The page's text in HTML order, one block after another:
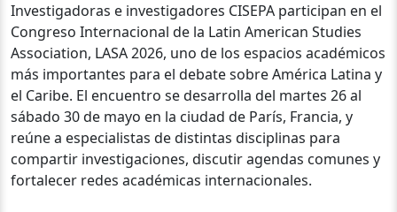
Investigadoras e investigadores CISEPA participan en el
Congreso Internacional de la Latin American Studies
Association, LASA 2026, uno de los espacios académicos
más importantes para el debate sobre América Latina y
el Caribe. El encuentro se desarrolla del martes 26 al
sábado 30 de mayo en la ciudad de París, Francia, y
reúne a especialistas de distintas disciplinas para
compartir investigaciones, discutir agendas comunes y
fortalecer redes académicas internacionales.